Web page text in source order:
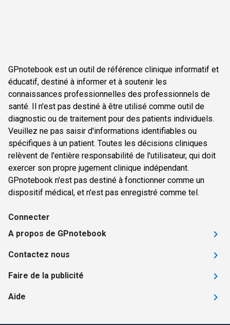
GPnotebook est un outil de référence clinique informatif et
éducatif, destiné à informer et à soutenir les
connaissances professionnelles des professionnels de
santé. Il n'est pas destiné à être utilisé comme outil de
diagnostic ou de traitement pour des patients individuels.
Veuillez ne pas saisir d'informations identifiables ou
spécifiques à un patient. Toutes les décisions cliniques
relèvent de l'entière responsabilité de l'utilisateur, qui doit
exercer son propre jugement clinique indépendant.
GPnotebook n'est pas destiné à fonctionner comme un
dispositif médical, et n'est pas enregistré comme tel.
Connecter
A propos de GPnotebook
Contactez nous
Faire de la publicité
Aide